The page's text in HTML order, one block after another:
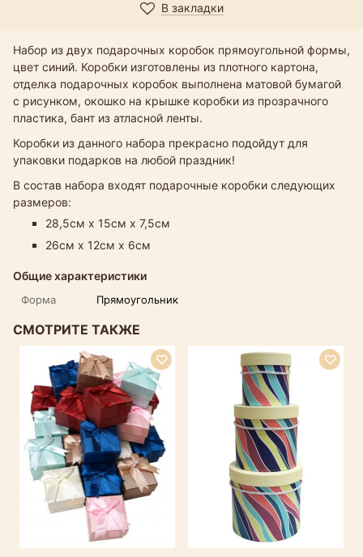
В закладки
Набор из двух подарочных коробок прямоугольной формы,
цвет синий. Коробки изготовлены из плотного картона,
отделка подарочных коробок выполнена матовой бумагой
с рисунком, окошко на крышке коробки из прозрачного
пластика, бант из атласной ленты.
Коробки из данного набора прекрасно подойдут для
упаковки подарков на любой праздник!
В состав набора входят подарочные коробки следующих
размеров:
28,5см х 15см х 7,5см
26см х 12см х 6см
Общие характеристики
Форма Прямоугольник
СМОТРИТЕ ТАКЖЕ